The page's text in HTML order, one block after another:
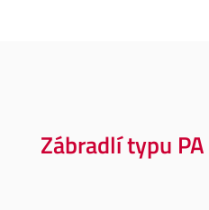
Zábradlí typu PA